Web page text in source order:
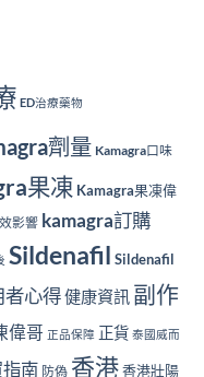
ED治療藥物
劑量 Kamagra口味
果凍 Kamagra果凍偉
影響 kamagra訂購
Sildenafil Sildenafil
者心得健康資訊 副作
偉哥 正品保障 正貨 泰國威而
南 防偽 香港香港壯陽